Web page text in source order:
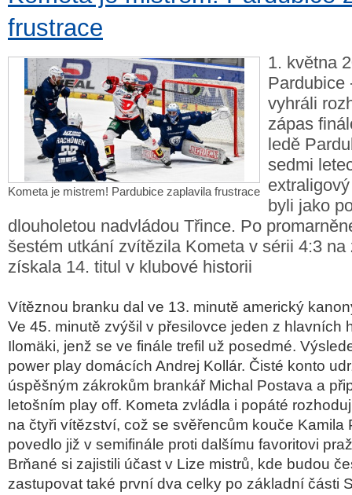
frustrace
Kometa je mistrem! Pardubice zaplavila frustrace
1. května
Pardubice
vyhráli
zápas
ledě
sedmi
byli jako
dlouholetou nadvládou Třince. Po
šestém utkání zvítězila Kometa v sérii 4:3 na
získala 14. titul v klubové historii
Vítěznou branku dal ve 13. minutě americký
Ve 45. minutě zvýšil v přesilovce jeden z hlavních
Ilomäki, jenž se ve finále trefil už posedmé.
power play domácích Andrej Kollár. Čisté konto
úspěšným zákrokům brankář Michal Postava a
letošním play off. Kometa zvládla i popáté
na čtyři vítězství, což se svěřencům kouče Kamila
povedlo již v semifinále proti dalšímu favoritovi
Brňané si zajistili účast v Lize mistrů, kde budou
zastupovat také první dva celky po základní části